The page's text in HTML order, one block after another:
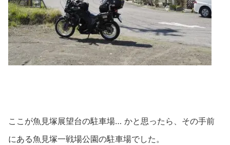
ここが魚見塚展望台の駐車場… かと思ったら、その手前
にある魚見塚一戦場公園の駐車場でした。